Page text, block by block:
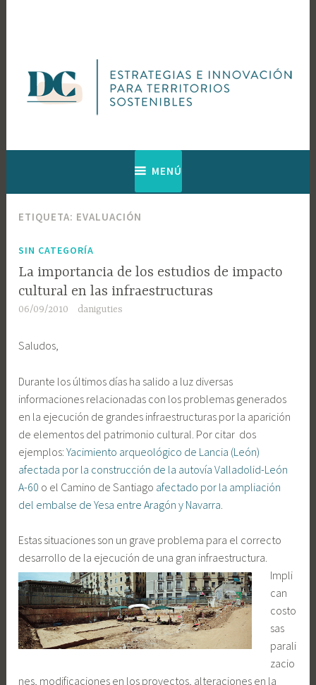
Diagnosis
Cultural
MENÚ
ETIQUETA: EVALUACIÓN
SIN CATEGORÍA
La importancia de los estudios de impacto
cultural en las infraestructuras
06/09/2010 daniguties
Saludos,
Durante los últimos días ha salido a luz diversas
informaciones relacionadas con los problemas generados
en la ejecución de grandes infraestructuras por la aparición
de elementos del patrimonio cultural. Por citar dos
ejemplos:Yacimiento arqueológico de Lancia (León)
afectada por la construcción de la autovía Valladolid-León
A-60 o el Camino de Santiago afectado por la ampliación
del embalse de Yesa entre Aragón y Navarra
Estas situaciones son un grave problema para el correcto
desarrollo de la ejecución de una gran infraestructura.
Impli
can
costo
sas
parali
zacio
nes, modificaciones en los proyectos, alteraciones en la